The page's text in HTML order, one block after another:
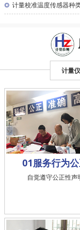
◎ 计量校准温度传感器种
计量
01服务行为
自觉遵守公正性声